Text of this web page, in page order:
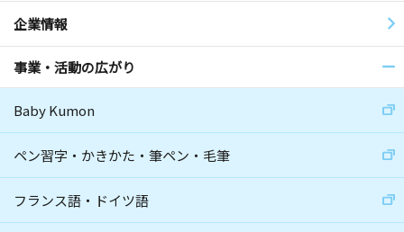
企業情報
事業・活動の広がり
Baby Kumon
ペン習字・かきかた・筆ペン・毛筆
フランス語・ドイツ語